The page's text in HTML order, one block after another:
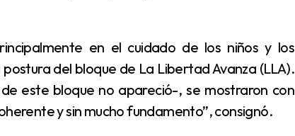
del bloque de La Libertad Avanza (LLA).
este bloque no apareció-, se mostraron con
y sin mucho fundamento”, consignó.